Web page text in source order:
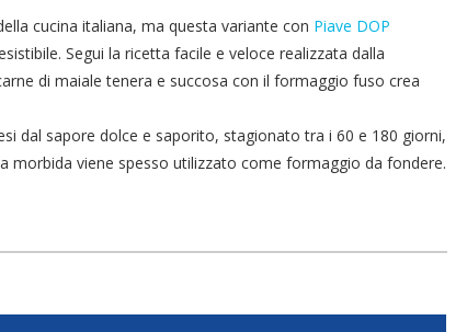
cucina italiana, ma questa variante con Piave DOP
Segui la ricetta facile e veloce realizzata dalla
di maiale tenera e succosa con il formaggio fuso crea
dal sapore dolce e saporito, stagionato tra i 60 e 180 giorni,
morbida viene spesso utilizzato come formaggio da fondere.